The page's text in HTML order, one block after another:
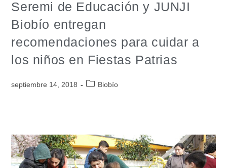
Seremi de Educación y JUNJI
Biobío entregan
recomendaciones para cuidar a
los niños en Fiestas Patrias
septiembre 14, 2018 Biobío